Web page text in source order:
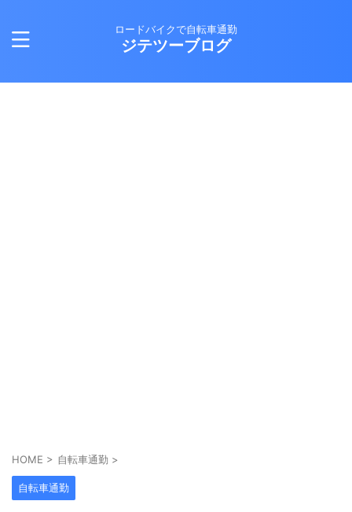
ロードバイクで自転車通勤
ジテツーブログ
HOME > 自転車通勤 >
自転車通勤